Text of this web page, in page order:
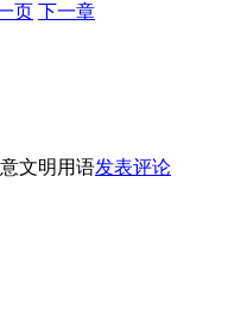
页 下一章
文明用语发表评论